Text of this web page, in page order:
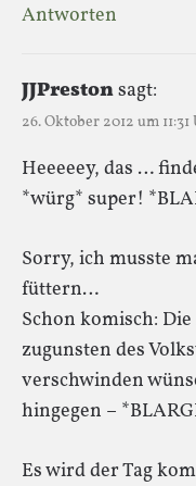
Antworten
JJPrestonsagt:
26. Oktober 2012 um 11:31
Heeeeey, das …
*würg* super!
Sorry, ich musste
füttern…
Schon komisch:
zugunsten des
verschwinden
hingegen –
Es wird der Tag